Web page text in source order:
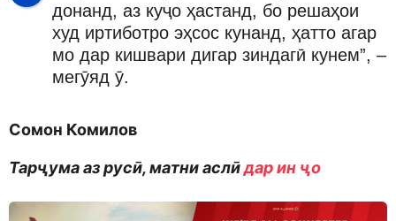
донанд, аз куҷо ҳастанд, бо решаҳои
худ иртиботро эҳсос кунанд, ҳатто агар
мо дар кишвари дигар зиндагӣ кунем”, –
мегӯяд ӯ.
Сомон Комилов
Тарҷума аз русӣ, матни аслӣдар ин ҷо